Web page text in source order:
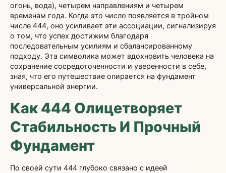
огонь, вода), четырем направлениям и четырем
временам года. Когда это число появляется в тройном
числе 444, оно усиливает эти ассоциации, сигнализируя
о том, что успех достижим благодаря
последовательным усилиям и сбалансированному
подходу. Эта символика может вдохновить человека на
сохранение сосредоточенности и уверенности в себе,
зная, что его путешествие опирается на фундамент
универсальной энергии.
Как 444 Олицетворяет
Стабильность И Прочный
Фундамент
По своей сути 444 глубоко связано с идеей